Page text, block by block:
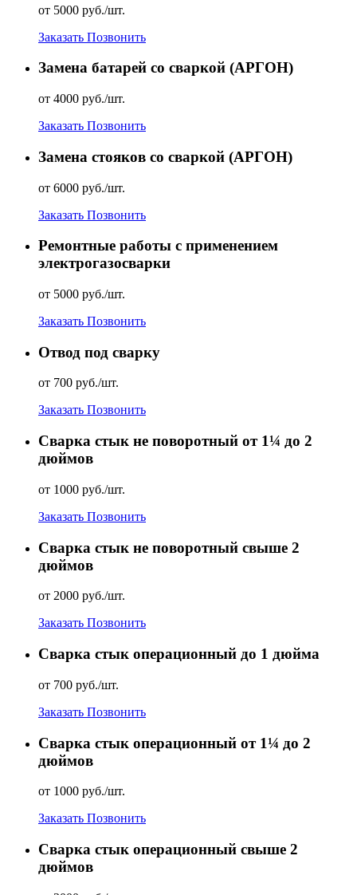
от 5000 руб./шт.
Заказать Позвонить
Замена батарей со сваркой (АРГОН)
от 4000 руб./шт.
Заказать Позвонить
Замена стояков со сваркой (АРГОН)
от 6000 руб./шт.
Заказать Позвонить
Ремонтные работы с применением
электрогазосварки
от 5000 руб./шт.
Заказать Позвонить
Отвод под сварку
от 700 руб./шт.
Заказать Позвонить
Сварка стык не поворотный от 1¼ до 2
дюймов
от 1000 руб./шт.
Заказать Позвонить
Сварка стык не поворотный свыше 2
дюймов
от 2000 руб./шт.
Заказать Позвонить
Сварка стык операционный до 1 дюйма
от 700 руб./шт.
Заказать Позвонить
Сварка стык операционный от 1¼ до 2
дюймов
от 1000 руб./шт.
Заказать Позвонить
Сварка стык операционный свыше 2
дюймов